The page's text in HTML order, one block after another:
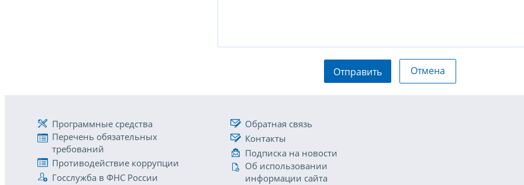
Отправить Отмена
Программные средства
Перечень обязательных
требований
Противодействие коррупции
Госслужба в ФНС России
Обратная связь
Контакты
Подписка на новости
Об использовании
информации сайта